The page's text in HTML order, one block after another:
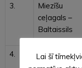
3.
Miezīšu
ceļagals –
Baltaissils
4.
Brenci –
Sakvārne
Lai šī